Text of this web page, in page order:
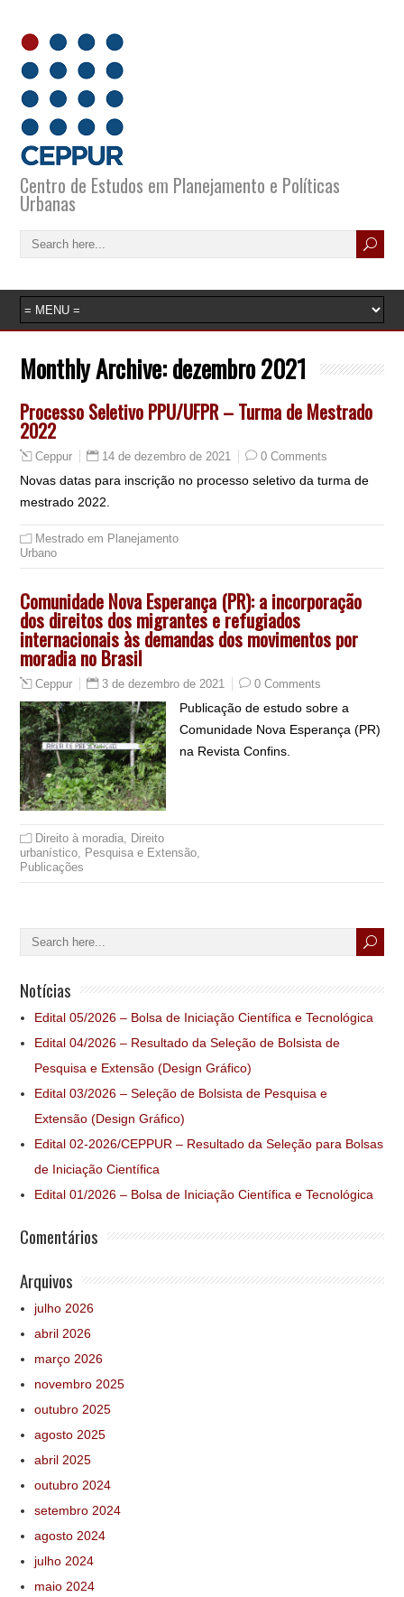
Centro de Estudos em Planejamento e Políticas
Urbanas
Monthly Archive:dezembro 2021
Processo Seletivo PPU/UFPR – Turma de Mestrado
2022
Ceppur 14 de dezembro de 2021 0 Comments
Novas datas para inscrição no processo seletivo da turma de
mestrado 2022.
Mestrado em Planejamento
Urbano
Comunidade Nova Esperança (PR): a incorporação
dos direitos dos migrantes e refugiados
internacionais às demandas dos movimentos por
moradia no Brasil
Ceppur 3 de dezembro de 2021 0 Comments
Publicação de estudo sobre a
Comunidade Nova Esperança (PR)
na Revista Confins.
Direito à moradia Direito
urbanístico Pesquisa e Extensão
Publicações
Notícias
Edital 05/2026 – Bolsa de Iniciação Científica e Tecnológica
Edital 04/2026 – Resultado da Seleção de Bolsista de
Pesquisa e Extensão (Design Gráfico)
Edital 03/2026 – Seleção de Bolsista de Pesquisa e
Extensão (Design Gráfico)
Edital 02-2026/CEPPUR – Resultado da Seleção para Bolsas
de Iniciação Científica
Edital 01/2026 – Bolsa de Iniciação Científica e Tecnológica
Comentários
Arquivos
julho 2026
abril 2026
março 2026
novembro 2025
outubro 2025
agosto 2025
abril 2025
outubro 2024
setembro 2024
agosto 2024
julho 2024
maio 2024